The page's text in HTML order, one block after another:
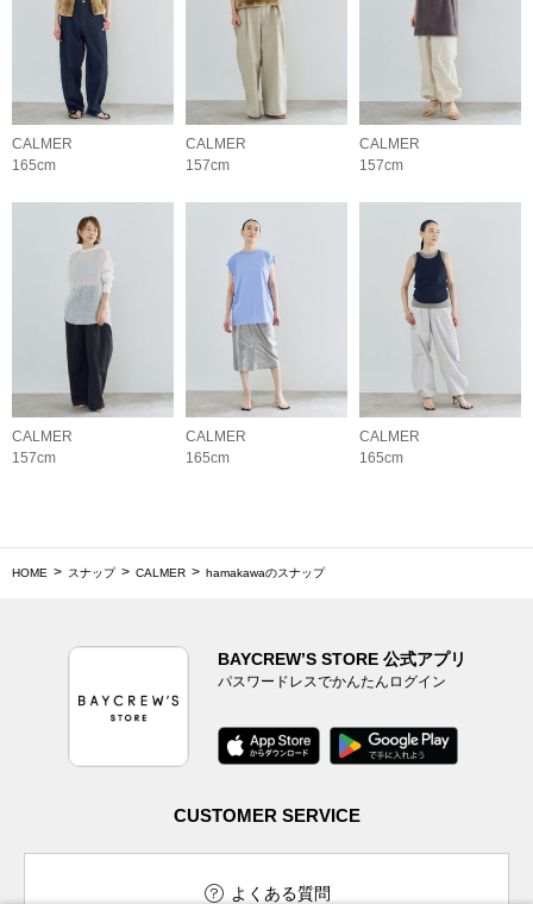
CALMER
165cm
CALMER
157cm
CALMER
157cm
CALMER
157cm
CALMER
165cm
CALMER
165cm
HOME スナップ CALMER hamakawaのスナップ
BAYCREW’S STORE 公式アプリ
パスワードレスでかんたんログイン
CUSTOMER SERVICE
よくある質問